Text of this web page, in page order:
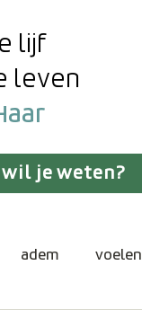
lijf
leven
wil je weten?
adem voelen